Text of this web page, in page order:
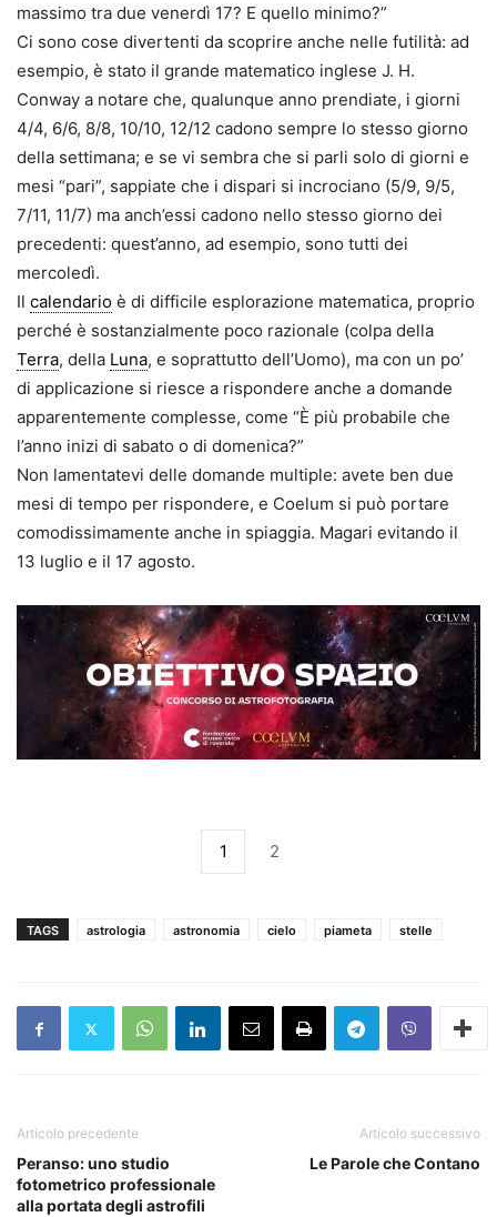
massimo tra due venerdì 17? E quello minimo?”
Ci sono cose divertenti da scoprire anche nelle futilità: ad
esempio, è stato il grande matematico inglese J. H.
Conway a notare che, qualunque anno prendiate, i giorni
4/4, 6/6, 8/8, 10/10, 12/12 cadono sempre lo stesso giorno
della settimana; e se vi sembra che si parli solo di giorni e
mesi “pari”, sappiate che i dispari si incrociano (5/9, 9/5,
7/11, 11/7) ma anch’essi cadono nello stesso giorno dei
precedenti: quest’anno, ad esempio, sono tutti dei
mercoledì.
Il calendario è di difficile esplorazione matematica, proprio
perché è sostanzialmente poco razionale (colpa della
Terra, della Luna, e soprattutto dell’Uomo), ma con un po’
di applicazione si riesce a rispondere anche a domande
apparentemente complesse, come “È più probabile che
l’anno inizi di sabato o di domenica?”
Non lamentatevi delle domande multiple: avete ben due
mesi di tempo per rispondere, e Coelum si può portare
comodissimamente anche in spiaggia. Magari evitando il
13 luglio e il 17 agosto.
1 2
TAGS astrologia astronomia cielo piameta stelle
Articolo precedente
Peranso: uno studio
fotometrico professionale
alla portata degli astrofili
Articolo successivo
Le Parole che Contano